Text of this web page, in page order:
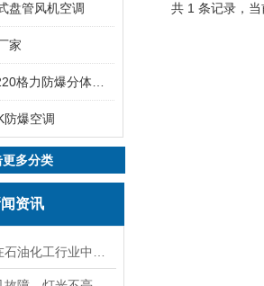
盘管风机空调
家
防爆空调
更多分类
资讯
共 1 条记录，